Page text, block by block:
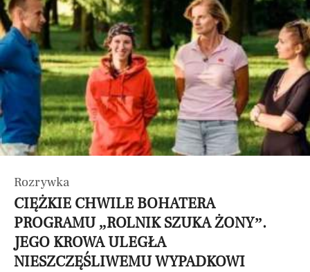
Rozrywka
CIĘŻKIE CHWILE BOHATERA
PROGRAMU „ROLNIK SZUKA ŻONY”.
JEGO KROWA ULEGŁA
NIESZCZĘŚLIWEMU WYPADKOWI